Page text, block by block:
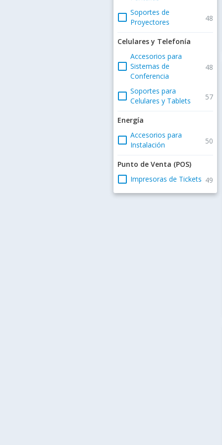
check_box_outline_blank Soportes de
Proyectores
48
Celulares y Telefonía
check_box_outline_blank
Accesorios para
Sistemas de
Conferencia
48
check_box_outline_blank Soportes para
Celulares y Tablets
57
Energía
check_box_outline_blank Accesorios para
Instalación
50
Punto de Venta (POS)
check_box_outline_blank Impresoras de Tickets 49